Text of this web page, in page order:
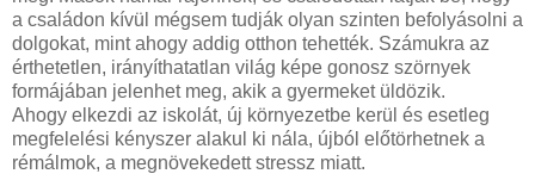
a családon kívül mégsem tudják olyan szinten befolyásolni a
dolgokat, mint ahogy addig otthon tehették. Számukra az
érthetetlen, irányíthatatlan világ képe gonosz szörnyek
formájában jelenhet meg, akik a gyermeket üldözik.
Ahogy elkezdi az iskolát, új környezetbe kerül és esetleg
megfelelési kényszer alakul ki nála, újból előtörhetnek a
rémálmok, a megnövekedett stressz miatt.